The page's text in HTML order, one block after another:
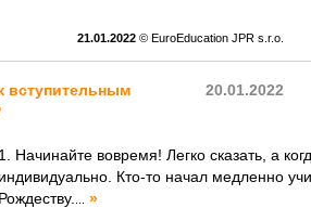
21.01.2022 © EuroEducation JPR s.r.o.
20.01.2022
вступительным
1. Начинайте вовремя! Легко сказать, а
индивидуально. Кто-то начал медленно
Рождеству.
»